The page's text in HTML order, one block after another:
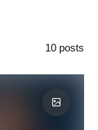
10 posts